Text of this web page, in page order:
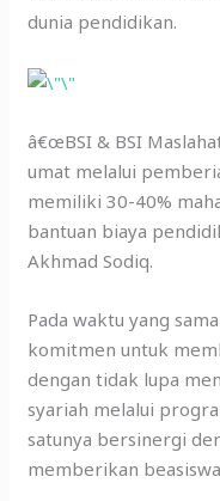
dunia pendidikan.
â€œBSI & BSI
umat melalui
memiliki 30-40%
bantuan biaya
Akhmad Sodiq.
Pada waktu yang
komitmen untuk
dengan tidak lupa
syariah melalui
satunya bersinergi
memberikan